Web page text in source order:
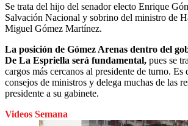
Se trata del hijo del senador electo Enrique
Salvación Nacional y sobrino del ministro de
Miguel Gómez Martínez.
La posición de Gómez Arenas dentro del
De La Espriella será fundamental, pues se
cargos más cercanos al presidente de turno. Es
consejos de ministros y delega muchas de las
presidente a su gabinete.
Videos Semana